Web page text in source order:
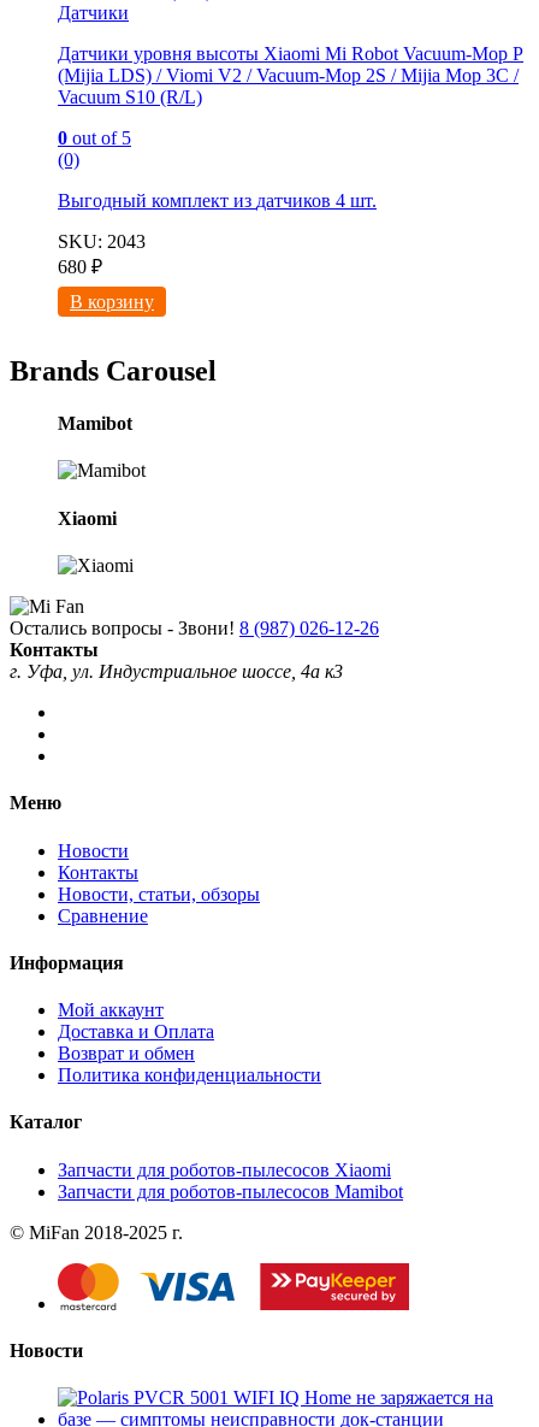
Датчики
Датчики уровня высоты Xiaomi Mi Robot Vacuum-Mop P
(Mijia LDS) / Viomi V2 / Vacuum-Mop 2S / Mijia Mop 3C /
Vacuum S10 (R/L)
0 out of 5
(0)
Выгодный комплект из датчиков 4 шт.
SKU: 2043
680 ₽
В корзину
Brands Carousel
Mamibot
Xiaomi
Остались вопросы - Звони! 8 (987) 026-12-26
Контакты
г. Уфа, ул. Индустриальное шоссе, 4а к3
Меню
Новости
Контакты
Новости, статьи, обзоры
Сравнение
Информация
Мой аккаунт
Доставка и Оплата
Возврат и обмен
Политика конфиденциальности
Каталог
Запчасти для роботов-пылесосов Xiaomi
Запчасти для роботов-пылесосов Mamibot
© MiFan 2018-2025 г.
Новости